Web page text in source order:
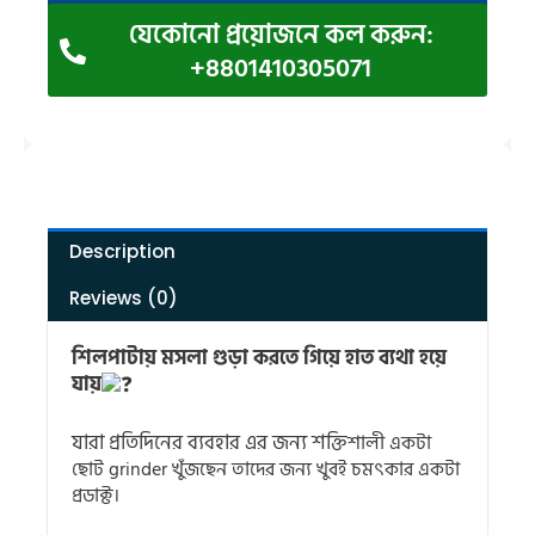
যেকোনো প্রয়োজনে কল করুন:
+8801410305071
Description
Reviews (0)
শিলপাটায় মসলা গুড়া করতে গিয়ে হাত ব্যথা হয়ে
যায়
যারা প্রতিদিনের ব্যবহার এর জন্য শক্তিশালী একটা
ছোট grinder খুঁজছেন তাদের জন্য খুবই চমৎকার একটা
প্রডাক্ট।